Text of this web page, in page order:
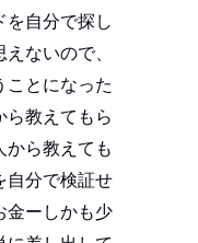
を自分で探し
ないので、
ことになった
ら教えてもら
から教えても
自分で検証せ
金ーしかも少